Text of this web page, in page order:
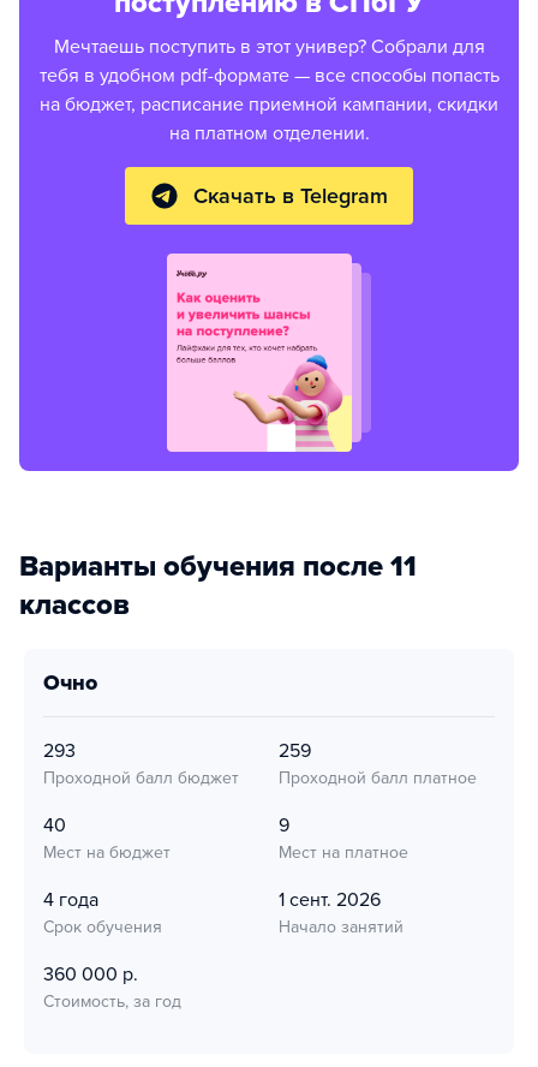
Мечтаешь поступить в этот универ? Собрали для
тебя в удобном pdf-формате — все способы попасть
на бюджет, расписание приемной кампании, скидки
на платном отделении.
Скачать в Telegram
Варианты обучения после 11
классов
очно
293
Проходной балл бюджет
259
Проходной балл платное
40
Мест на бюджет
9
Мест на платное
4 года
Срок обучения
1 сент. 2026
Начало занятий
360 000 р.
Стоимость, за год